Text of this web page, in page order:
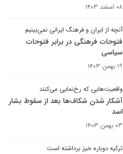
۰۸ اسفند ۱۴۰۳
آنچه از ایران و فرهنگ ایرانی نمی‌بینیم
فتوحات فرهنگی در برابر فتوحات
سیاسی
۱۹ بهمن ۱۴۰۳
واقعیت‌هایی که رخ‌نمایی می‌کنند
آشکار شدن شکاف‌ها بعد از سقوط بشار
اسد
۰۳ بهمن ۱۴۰۳
ترکیه دوباره خیز برداشته است